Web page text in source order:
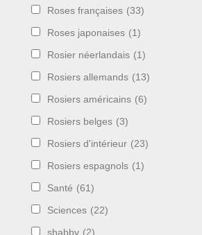
Roses françaises (33)
Roses japonaises (1)
Rosier néerlandais (1)
Rosiers allemands (13)
Rosiers américains (6)
Rosiers belges (3)
Rosiers d'intérieur (23)
Rosiers espagnols (1)
Santé (61)
Sciences (22)
shabby (2)